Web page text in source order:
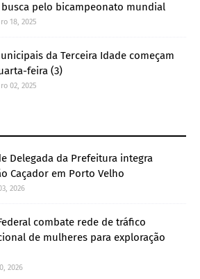
busca pelo bicampeonato mundial
18, 2025
da Terceira Idade começam
feira (3)
02, 2025
Delegada da Prefeitura integra
Caçador em Porto Velho
2026
combate rede de tráfico
de mulheres para exploração
2026